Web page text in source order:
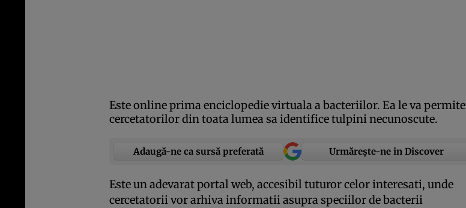
Este online prima enciclopedie virtuala a bacteriilor. Ea le va permite
cercetatorilor din toata lumea sa identifice tulpini necunoscute.
Adaugă-ne ca sursă preferată Urmărește-ne in Discover
Este un adevarat portal web, accesibil tuturor celor interesati, unde
cercetatorii vor arhiva informatii asupra speciilor de bacterii